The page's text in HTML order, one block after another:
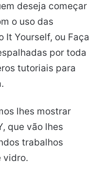
deseja começar
o uso das
It Yourself, ou Faça
por toda
tutoriais para
lhes mostrar
que vão lhes
trabalhos
vidro.